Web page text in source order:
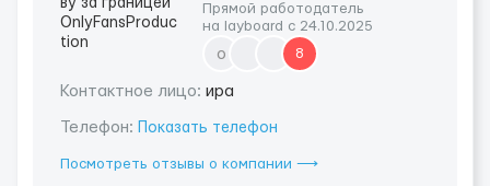
Прямой работодатель
на layboard с 24.10.2025
o 8
Контактное лицо: ира
Телефон: Показать телефон
Посмотреть отзывы о компании ⟶